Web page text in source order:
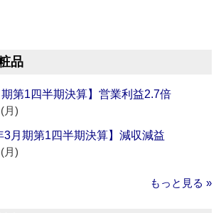
品
期第1四半期決算】営業利益2.7倍
月)
3月期第1四半期決算】減収減益
月)
もっと見る »